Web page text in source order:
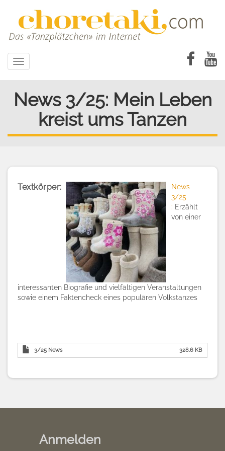
Toggle
navigation
News 3/25: Mein Leben
kreist ums Tanzen
Textkörper
News
3/25
: Erzählt
von einer
interessanten Biografie und vielfältigen Veranstaltungen
sowie einem Faktencheck eines populären Volkstanzes
3/25 News 328.6 KB
Anmelden